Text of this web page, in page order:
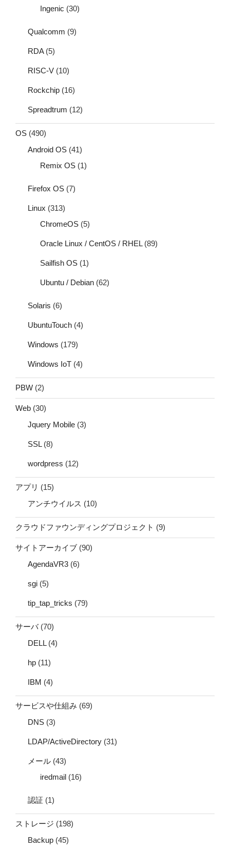
Ingenic (30)
Qualcomm (9)
RDA(5)
RISC-V (10)
Rockchip (16)
Spreadtrum (12)
OS (490)
Android OS (41)
Remix OS (1)
Firefox OS (7)
Linux (313)
ChromeOS (5)
Oracle Linux / CentOS / RHEL(89)
Sailfish OS (1)
Ubuntu / Debian (62)
Solaris (6)
UbuntuTouch (4)
Windows (179)
Windows IoT (4)
PBW (2)
Web (30)
Jquery Mobile (3)
SSL(8)
wordpress (12)
アプリ (15)
アンチウイルス (10)
クラウドファウンディングプロジェクト (9)
サイトアーカイブ (90)
AgendaVR3 (6)
sgi (5)
tip_tap_tricks (79)
サーバ(70)
DELL(4)
hp (11)
IBM (4)
サービスや仕組み (69)
DNS (3)
LDAP/ActiveDirectory (31)
メール (43)
iredmail (16)
認証 (1)
ストレージ (198)
Backup (45)